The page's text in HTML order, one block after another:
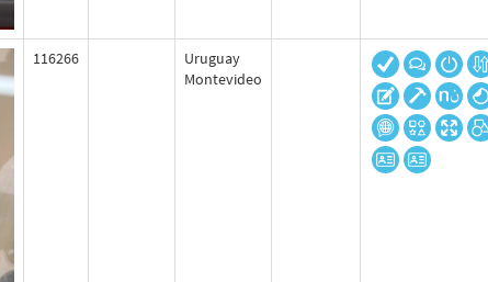
116266
Uruguay
Montevideo